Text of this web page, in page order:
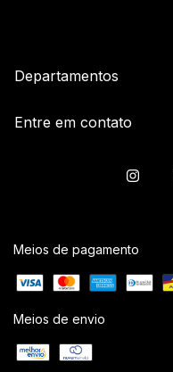
Departamentos
Entre em contato
Meios de pagamento
Meios de envio